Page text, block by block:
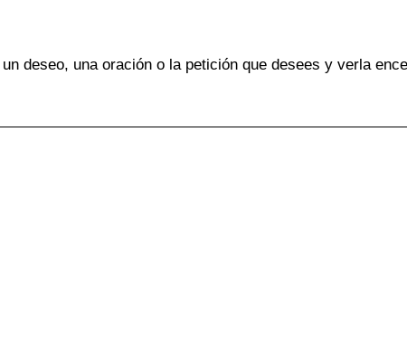
deseo, una oración o la petición que desees y verla